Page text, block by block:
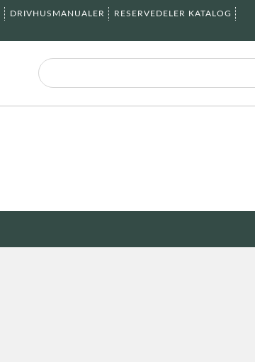
DRIVHUSMANUALER
RESERVEDELER KATALOG